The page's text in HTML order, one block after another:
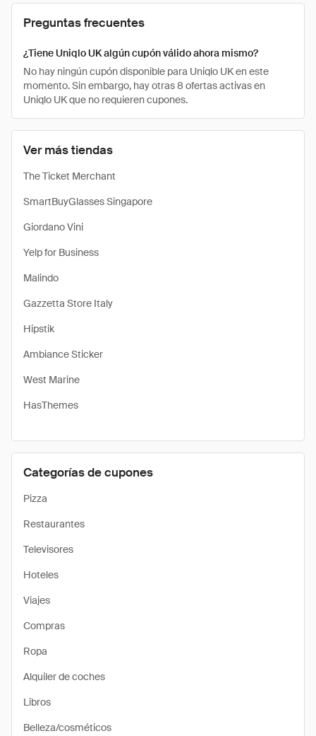
Ver más tiendas
The Ticket Merchant
SmartBuyGlasses Singapore
Giordano Vini
Yelp for Business
Malindo
Gazzetta Store Italy
Hipstik
Ambiance Sticker
West Marine
HasThemes
Categorías de cupones
Pizza
Restaurantes
Televisores
Hoteles
Viajes
Compras
Ropa
Alquiler de coches
Libros
Belleza/cosméticos
Preguntas frecuentes
¿Tiene Uniqlo UK algún cupón válido ahora mismo?
No hay ningún cupón disponible para Uniqlo UK en este
momento. Sin embargo, hay otras 8 ofertas activas en
Uniqlo UK que no requieren cupones.